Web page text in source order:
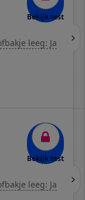
Bekijk test
leeg: Ja
Bekijk test
leeg: Ja